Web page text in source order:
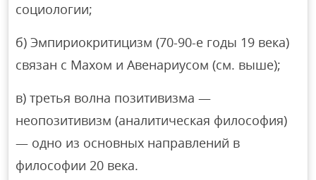
социологии;
б) Эмпириокритицизм (70-90-е годы 19 века)
связан с Махом и Авенариусом (см. выше);
в) третья волна позитивизма —
неопозитивизм (аналитическая философия)
— одно из основных направлений в
философии 20 века.